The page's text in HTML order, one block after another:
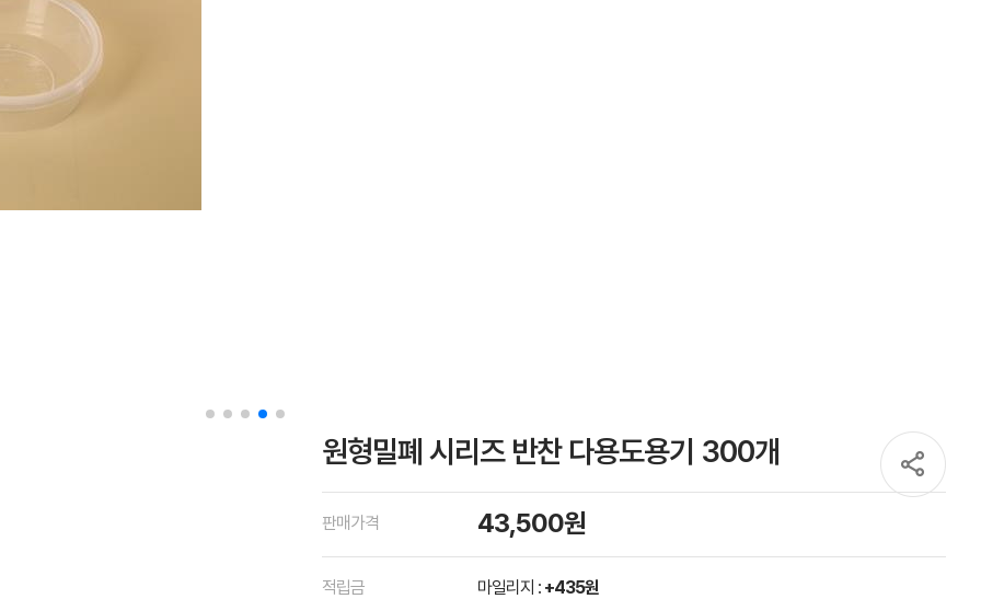
원형밀폐 시리즈 반찬 다용도용기 300개
판매가격 43,500원
적립금 마일리지 : +435원